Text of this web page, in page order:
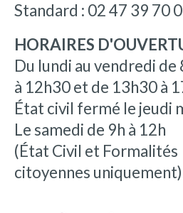
Standard : 02 47 39 70
HORAIRES
Du lundi au vendredi de
à 12h30 et de 13h30 à
État civil fermé le jeudi
Le samedi de 9h à 12h
(État Civil et Formalités
citoyennes